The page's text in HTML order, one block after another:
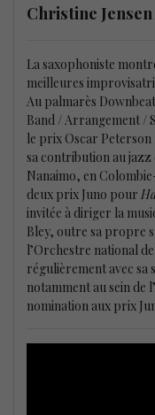
Christine Jensen
La saxophoniste
meilleures
Au palmarès
Band / Arrangement /
le prix Oscar Peterson
sa contribution au jazz
Nanaimo, en
deux prix Juno pour
invitée à diriger la
Bley, outre sa propre
l’Orchestre national
régulièrement avec sa
notamment au sein de
nomination aux prix